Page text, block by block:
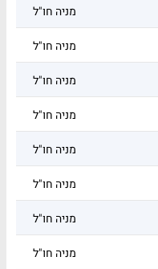
מניה חו"ל
מניה חו"ל
מניה חו"ל
מניה חו"ל
מניה חו"ל
מניה חו"ל
מניה חו"ל
מניה חו"ל